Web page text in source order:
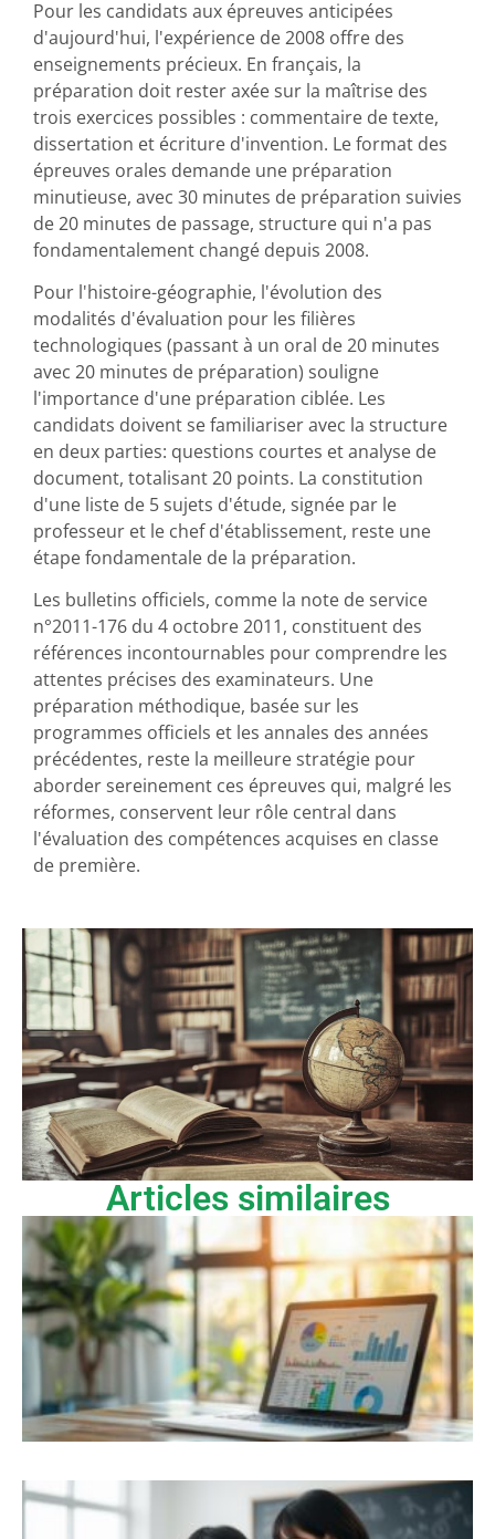
Pour les candidats aux épreuves anticipées
d'aujourd'hui, l'expérience de 2008 offre des
enseignements précieux. En français, la
préparation doit rester axée sur la maîtrise des
trois exercices possibles : commentaire de texte,
dissertation et écriture d'invention. Le format des
épreuves orales demande une préparation
minutieuse, avec 30 minutes de préparation suivies
de 20 minutes de passage, structure qui n'a pas
fondamentalement changé depuis 2008.
Pour l'histoire-géographie, l'évolution des
modalités d'évaluation pour les filières
technologiques (passant à un oral de 20 minutes
avec 20 minutes de préparation) souligne
l'importance d'une préparation ciblée. Les
candidats doivent se familiariser avec la structure
en deux parties: questions courtes et analyse de
document, totalisant 20 points. La constitution
d'une liste de 5 sujets d'étude, signée par le
professeur et le chef d'établissement, reste une
étape fondamentale de la préparation.
Les bulletins officiels, comme la note de service
n°2011-176 du 4 octobre 2011, constituent des
références incontournables pour comprendre les
attentes précises des examinateurs. Une
préparation méthodique, basée sur les
programmes officiels et les annales des années
précédentes, reste la meilleure stratégie pour
aborder sereinement ces épreuves qui, malgré les
réformes, conservent leur rôle central dans
l'évaluation des compétences acquises en classe
de première.
Articles similaires